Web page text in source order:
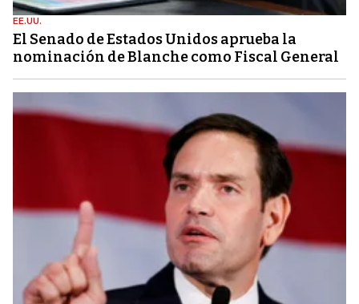
EE.UU.
El Senado de Estados Unidos aprueba la
nominación de Blanche como Fiscal General